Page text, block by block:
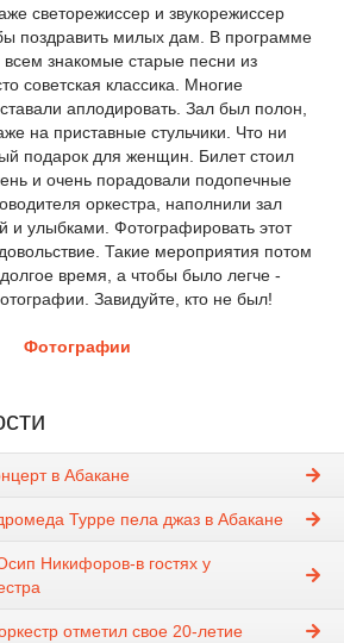
светорежиссер и звукорежиссер
поздравить милых дам. В программе
всем знакомые старые песни из
советская классика. Многие
аплодировать. Зал был полон,
на приставные стульчики. Что ни
подарок для женщин. Билет стоил
и очень порадовали подопечные
оркестра, наполнили зал
и улыбками. Фотографировать этот
Такие мероприятия потом
время, а чтобы было легче -
Завидуйте, кто не был!
Фотографии
в Абакане
Турре пела джаз в Абакане
Никифоров-в гостях у
отметил свое 20-летие